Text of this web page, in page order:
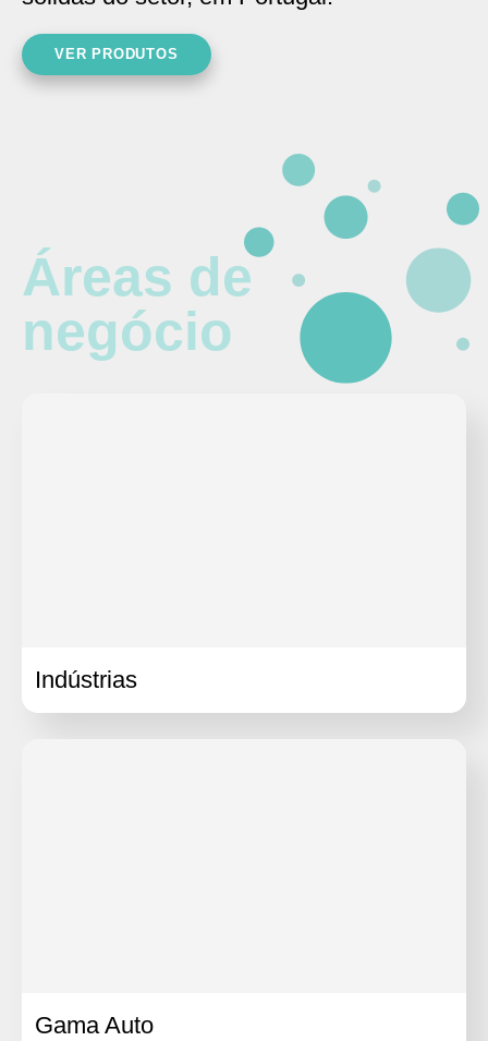
VER PRODUTOS
Áreas de
negócio
Indústrias
Gama Auto